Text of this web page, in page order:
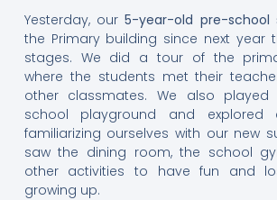
Yesterday, our5-year-old pre-school
the Primary building since next year
stages. We did a tour of the
where the students met their
other classmates. We also
school playground and explored
familiarizing ourselves with our new
saw the dining room, the school
other activities to have fun and
growing up.